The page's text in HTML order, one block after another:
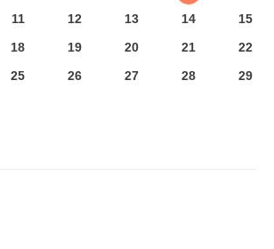
11 12 13 14
15
18 19 20 21
22
25 26 27 28
29